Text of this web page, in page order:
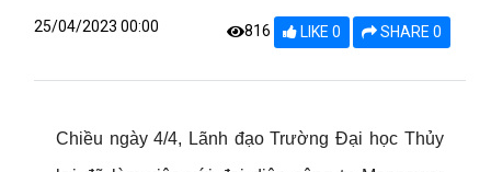
25/04/2023 00:00 816 LIKE 0 SHARE 0
Chiều ngày 4/4, Lãnh đạo Trường Đại học Thủy